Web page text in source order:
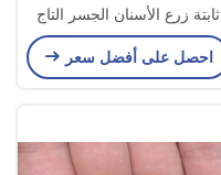
ثابتة زرع الأسنان الجسر التاج
السيراميكي
احصل على أفضل سعر